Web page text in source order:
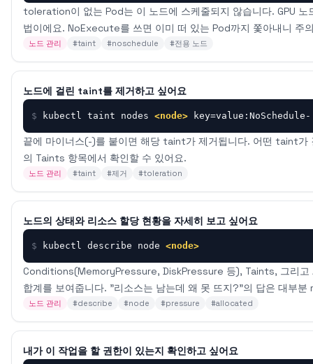
toleration이 없는 Pod는 이 노드에 스케줄되지 않습니다. GPU 노
법이에요. NoExecute를 쓰면 이미 떠 있는 Pod까지 쫓아내니 주
노드 관리 #taint #noschedule #전용 노드
노드에 걸린 taint를 제거하고 싶어요
$ kubectl taint nodes <node> key=value:NoSchedule-
끝에 마이너스(-)를 붙이면 해당 taint가 제거됩니다. 어떤 taint
의 Taints 항목에서 확인할 수 있어요.
노드 관리 #taint #제거 #toleration
노드의 상태와 리소스 할당 현황을 자세히 보고 싶어요
$ kubectl describe node <node>
Conditions(MemoryPressure, DiskPressure 등), Taints, 그리
합계를 보여줍니다. "리소스는 남는데 왜 못 뜨지?"의 답은 대부
노드 관리 #describe #node #pressure #allocated
내가 이 작업을 할 권한이 있는지 확인하고 싶어요